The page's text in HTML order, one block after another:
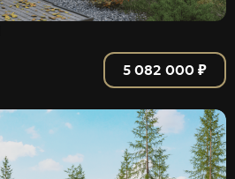
5 082 000 ₽